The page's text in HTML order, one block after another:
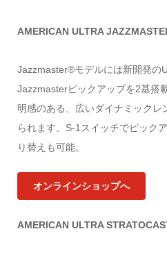
AMERICAN ULTRA
Jazzmaster®モデルには新開発
Jazzmasterピックアップを2基搭
明感のある、広いダイナミック
られます。S-1スイッチでピック
り替えも可能。
オンラインショップへ
AMERICAN ULTRA